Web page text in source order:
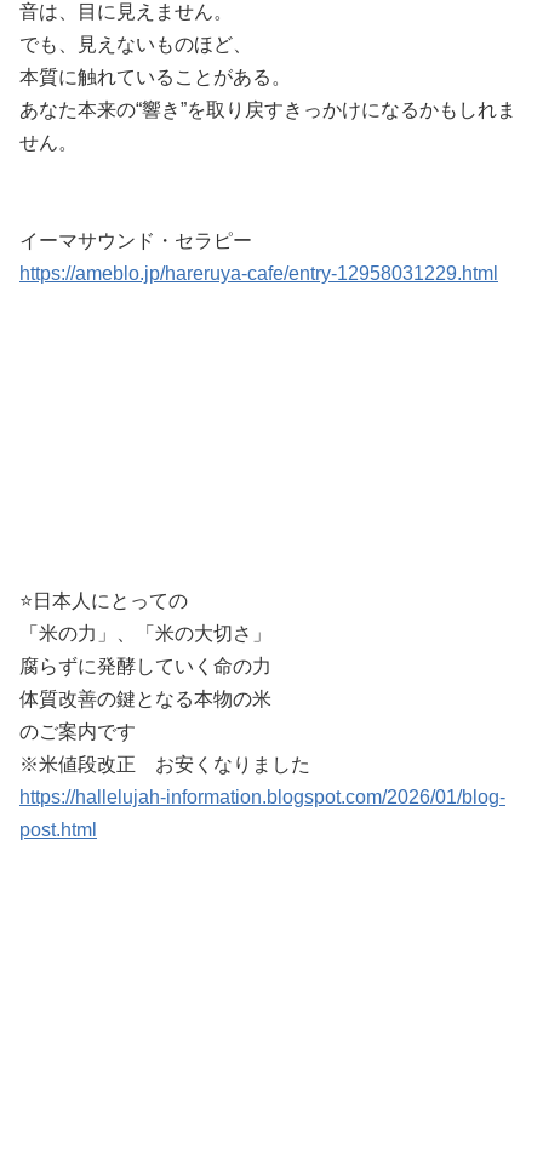
音は、目に見えません。
でも、見えないものほど、
本質に触れていることがある。
あなた本来の“響き”を取り戻すきっかけになるかもしれま
せん。
イーマサウンド・セラピー
https://ameblo.jp/hareruya-cafe/entry-12958031229.html
⭐️日本人にとっての
「米の力」、「米の大切さ」
腐らずに発酵していく命の力
体質改善の鍵となる本物の米
のご案内です
※米値段改正 お安くなりました
https://hallelujah-information.blogspot.com/2026/01/blog-
post.html